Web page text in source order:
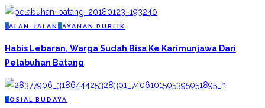
J ALAN-JALAN L AYANAN PUBLIK
Habis Lebaran, Warga Sudah Bisa Ke Karimunjawa Dari
Pelabuhan Batang
S OSIAL BUDAYA